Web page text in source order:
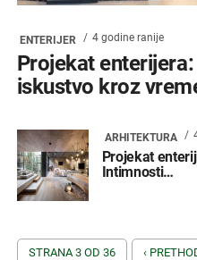
ENTERIJER 4 godine ranije
Projekat
iskustvo kroz
ARHITEKTURA
Projekat
Intimnosti…
STRANA 3 OD 36 ‹